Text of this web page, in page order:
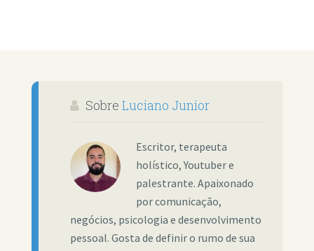
Sobre Luciano Junior
Escritor, terapeuta
holístico, Youtuber e
palestrante. Apaixonado
por comunicação,
negócios, psicologia e desenvolvimento
pessoal. Gosta de definir o rumo de sua